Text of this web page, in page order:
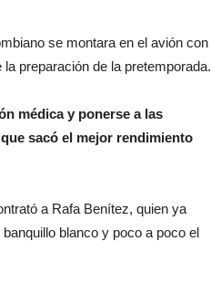
se montara en el avión con
preparación de la pretemporada.
médica y ponerse a las
sacó el mejor rendimiento
a Rafa Benítez, quien ya
blanco y poco a poco el